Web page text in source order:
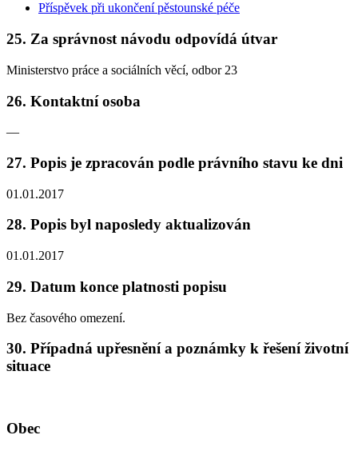
Příspěvek při ukončení pěstounské péče
25. Za správnost návodu odpovídá útvar
Ministerstvo práce a sociálních věcí, odbor 23
26. Kontaktní osoba
—
27. Popis je zpracován podle právního stavu ke dni
01.01.2017
28. Popis byl naposledy aktualizován
01.01.2017
29. Datum konce platnosti popisu
Bez časového omezení.
30. Případná upřesnění a poznámky k řešení životní
situace
Obec